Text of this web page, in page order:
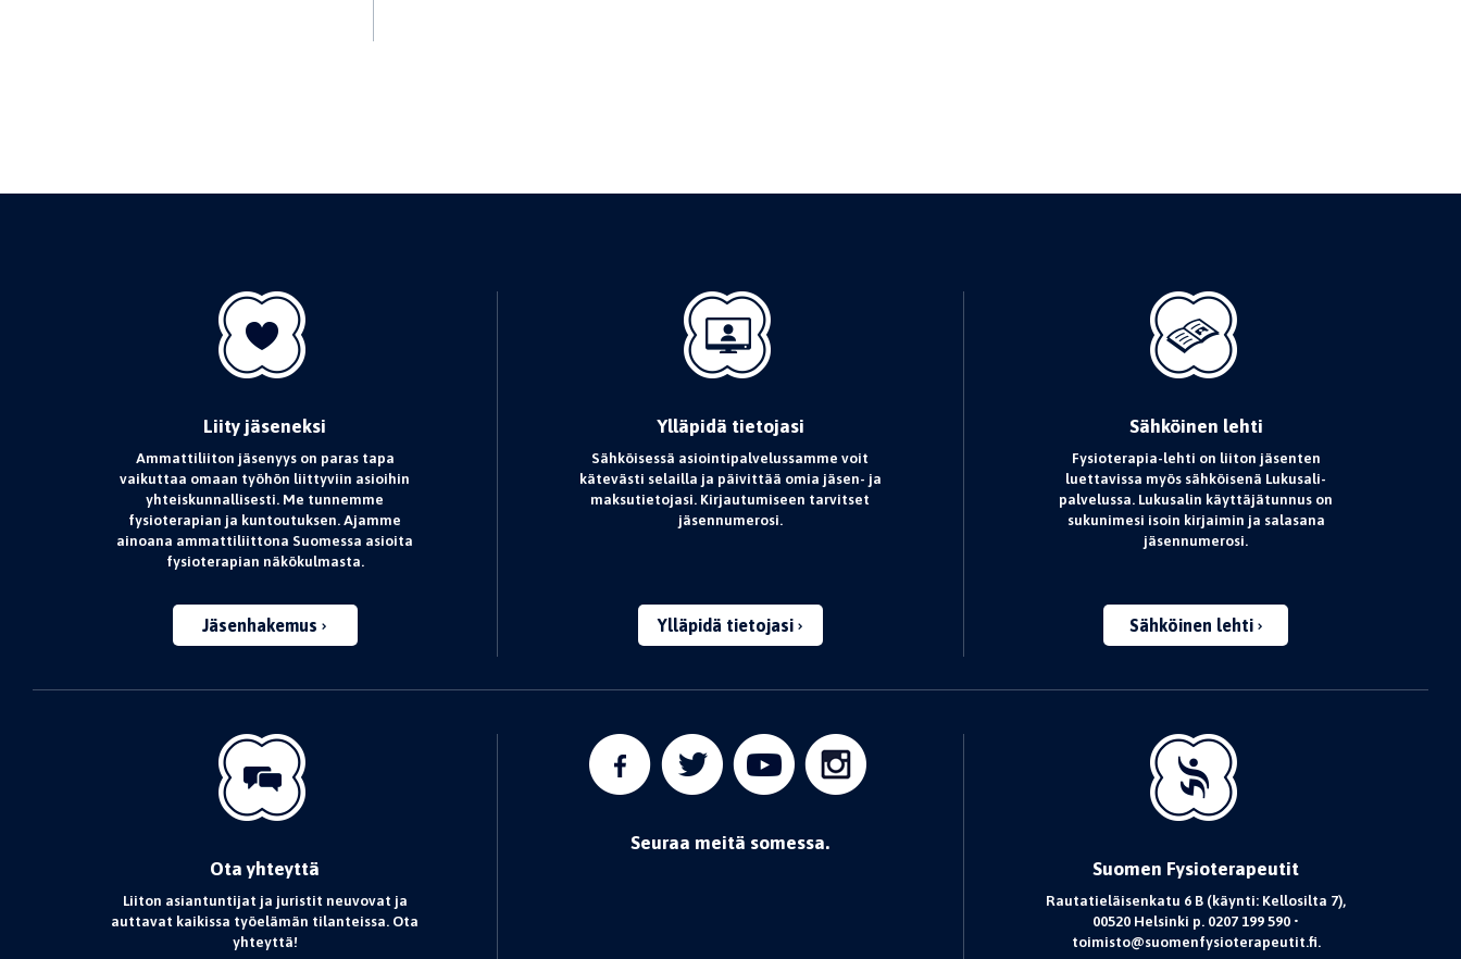
Liity jäseneksi
Ammattiliiton jäsenyys on paras tapa
vaikuttaa omaan työhön liittyviin asioihin
yhteiskunnallisesti. Me tunnemme
fysioterapian ja kuntoutuksen. Ajamme
ainoana ammattiliittona Suomessa asioita
fysioterapian näkökulmasta.
Jäsenhakemus
Ylläpidä tietojasi
Sähköisessä asiointipalvelussamme voit
kätevästi selailla ja päivittää omia jäsen- ja
maksutietojasi. Kirjautumiseen tarvitset
jäsennumerosi.
Ylläpidä tietojasi
Sähköinen lehti
Fysioterapia-lehti on liiton jäsenten
luettavissa myös sähköisenä Lukusali-
palvelussa. Lukusalin käyttäjätunnus on
sukunimesi isoin kirjaimin ja salasana
jäsennumerosi.
Sähköinen lehti
Ota yhteyttä
Liiton asiantuntijat ja juristit neuvovat ja
auttavat kaikissa työelämän tilanteissa. Ota
yhteyttä!
Seuraa meitä somessa.
Suomen Fysioterapeutit
Rautatieläisenkatu 6 B (käynti: Kellosilta 7),
00520 Helsinki p. 0207 199 590 •
toimisto@suomenfysioterapeutit.fi.